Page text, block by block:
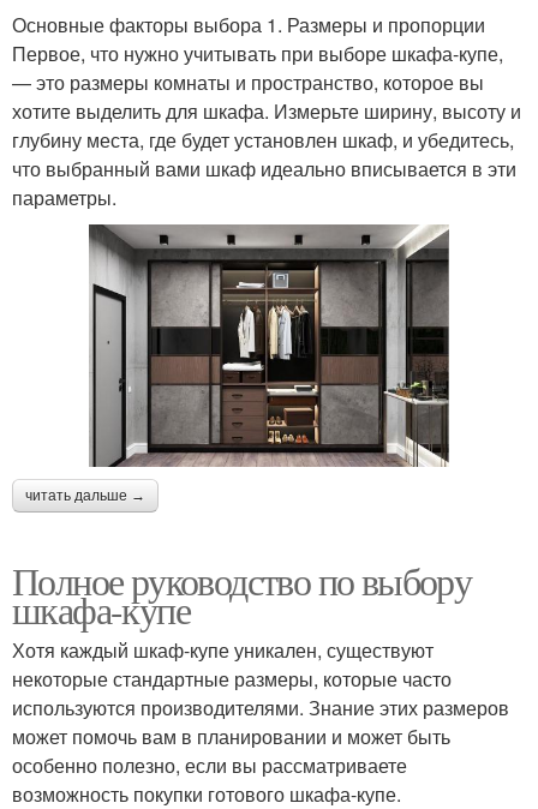
Основные факторы выбора 1. Размеры и пропорции
Первое, что нужно учитывать при выборе шкафа-купе,
— это размеры комнаты и пространство, которое вы
хотите выделить для шкафа. Измерьте ширину, высоту и
глубину места, где будет установлен шкаф, и убедитесь,
что выбранный вами шкаф идеально вписывается в эти
параметры.
читать дальше →
Полное руководство по выбору
шкафа-купе
Хотя каждый шкаф-купе уникален, существуют
некоторые стандартные размеры, которые часто
используются производителями. Знание этих размеров
может помочь вам в планировании и может быть
особенно полезно, если вы рассматриваете
возможность покупки готового шкафа-купе.